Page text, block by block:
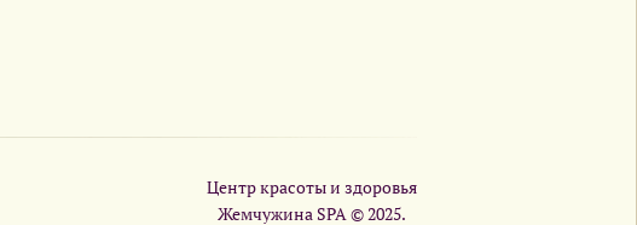
Центр красоты и здоровья
Жемчужина SPA © 2025.